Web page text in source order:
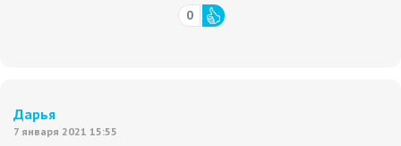
0
Дарья
7 января 2021 15:55